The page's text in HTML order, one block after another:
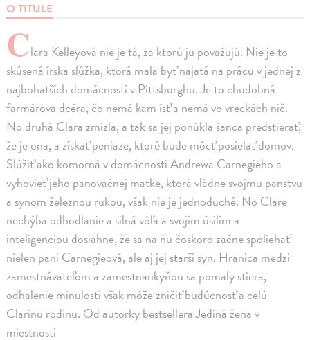
O TITULE
Clara Kelleyová nie je tá, za ktorú ju považujú. Nie je to
skúsená írska slúžka, ktorá mala byť najatá na prácu v jednej z
najbohatších domácností v Pittsburghu. Je to chudobná
farmárova dcéra, čo nemá kam ísť a nemá vo vreckách nič.
No druhá Clara zmizla, a tak sa jej ponúkla šanca predstierať,
že je ona, a získať peniaze, ktoré bude môcť posielať domov.
Slúžiť ako komorná v domácnosti Andrewa Carnegieho a
vyhovieť jeho panovačnej matke, ktorá vládne svojmu panstvu
a synom železnou rukou, však nie je jednoduché. No Clare
nechýba odhodlanie a silná vôľa a svojím úsilím a
inteligenciou dosiahne, že sa na ňu čoskoro začne spoliehať
nielen pani Carnegieová, ale aj jej starší syn. Hranica medzi
zamestnávateľom a zamestnankyňou sa pomaly stiera,
odhalenie minulosti však môže zničiť budúcnosť a celú
Clarinu rodinu. Od autorky bestsellera Jediná žena v
miestnosti